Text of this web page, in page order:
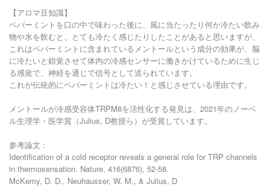
【アロマ豆知識】
ペパーミントを口の中で味わった後に、風に当たったり何か冷たい飲み
物や水を飲むと、とても冷たく感じたりしたことがあると思いますが、
これはペパーミントに含まれているメントールという成分の効果が、脳
に冷たいと錯覚させて体内の冷感センサーに働きかけているために生じ
る感覚で、神経を通じで信号として送られています。
これが伝統的にペパーミントは冷たい！と感じさせている理由です。
メントールが冷感受容体TRPM8を活性化する発見は、2021年のノーベ
ル生理学・医学賞（Julius, D教授ら）が受賞しています。
参考論文：
Identification of a cold receptor reveals a general role for TRP channels
in thermosensation. Nature, 416(6876), 52-58.
McKemy, D. D., Neuhausser, W. M., & Julius, D